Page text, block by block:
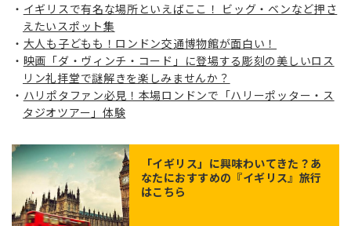
イギリスで有名な場所といえばここ！ ビッグ・ベンなど押さ
えたいスポット集
大人も子どもも！ロンドン交通博物館が面白い！
映画「ダ・ヴィンチ・コード」に登場する彫刻の美しいロス
リン礼拝堂で謎解きを楽しみませんか？
ハリポタファン必見！本場ロンドンで「ハリーポッター・ス
タジオツアー」体験
「イギリス」に興味わいてきた？あ
なたにおすすめの『イギリス』旅行
はこちら